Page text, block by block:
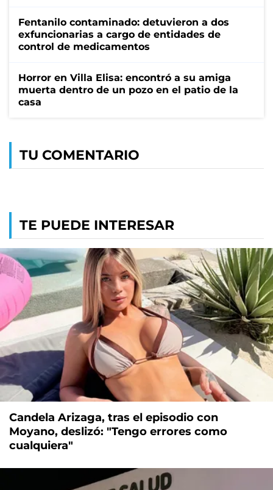
Fentanilo contaminado: detuvieron a dos
exfuncionarias a cargo de entidades de
control de medicamentos
Horror en Villa Elisa: encontró a su amiga
muerta dentro de un pozo en el patio de la
casa
TU COMENTARIO
TE PUEDE INTERESAR
Candela Arizaga, tras el episodio con
Moyano, deslizó: "Tengo errores como
cualquiera"